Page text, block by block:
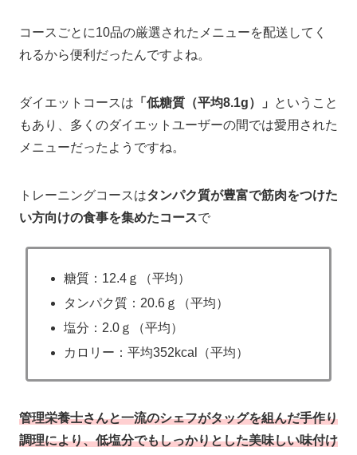
コースごとに10品の厳選されたメニューを配送してく
れるから便利だったんですよね。
ダイエットコースは 「低糖質（平均8.1g）」
ということ
もあり、多くのダイエットユーザーの間では愛用された
メニューだったようですね。
トレーニングコースはタンパク質が豊富で筋肉をつけた
い方向けの食事を集めたコースで
糖質：12.4ｇ（平均）
タンパク質：20.6ｇ（平均）
塩分：2.0ｇ（平均）
カロリー：平均352kcal（平均）
管理栄養士さんと一流のシェフがタッグを組んだ手作り
調理により、低塩分でもしっかりとした美味しい味付け